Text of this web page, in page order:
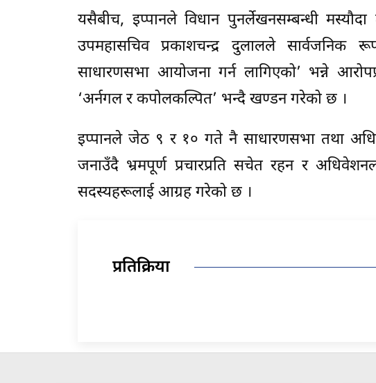
यसैबीच, इप्पानले विधान पुनर्लेखनसम्बन्धी
उपमहासचिव प्रकाशचन्द्र दुलालले सार्वजनिक
साधारणसभा आयोजना गर्न लागिएको’ भन्ने
‘अर्नगल र कपोलकल्पित’ भन्दै खण्डन गरेको छ ।
इप्पानले जेठ ९ र १० गते नै साधारणसभा तथा
जनाउँदै भ्रमपूर्ण प्रचारप्रति सचेत रहन र
सदस्यहरूलाई आग्रह गरेको छ ।
प्रतिक्रिया